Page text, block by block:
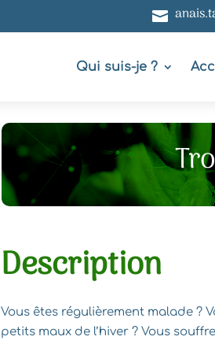

Qui suis-je ?
Description
Vous êtes régulièrement malade ?
petits maux de l’hiver ? Vous